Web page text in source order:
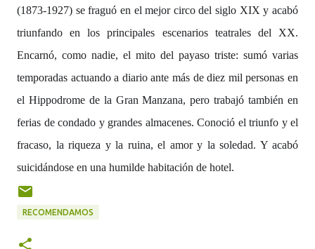
(1873-1927) se fraguó en el mejor circo del siglo XIX y acabó
triunfando en los principales escenarios teatrales del XX.
Encarnó, como nadie, el mito del payaso triste: sumó varias
temporadas actuando a diario ante más de diez mil personas en
el Hippodrome de la Gran Manzana, pero trabajó también en
ferias de condado y grandes almacenes. Conoció el triunfo y el
fracaso, la riqueza y la ruina, el amor y la soledad. Y acabó
suicidándose en una humilde habitación de hotel.
RECOMENDAMOS